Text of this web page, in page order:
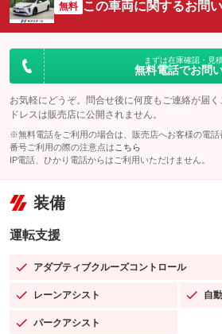
無料 この車両に関するお問
まずは在庫確認・見
無料電話でお問
お気軽にどうぞ。問合せ後に何度もご連絡が届
ドレスは販売店に公開されません。
※無料電話をご利用の場合は、販売店へお客様の電
番号ご利用の際の注意点は こちら
IP電話、ひかり電話からはご利用いただけません。
装備
運転支援
アダプティブクルーズコントロール
：装備あり
レーンアシスト
：装備あり 自
：
パークアシスト
：装備あり